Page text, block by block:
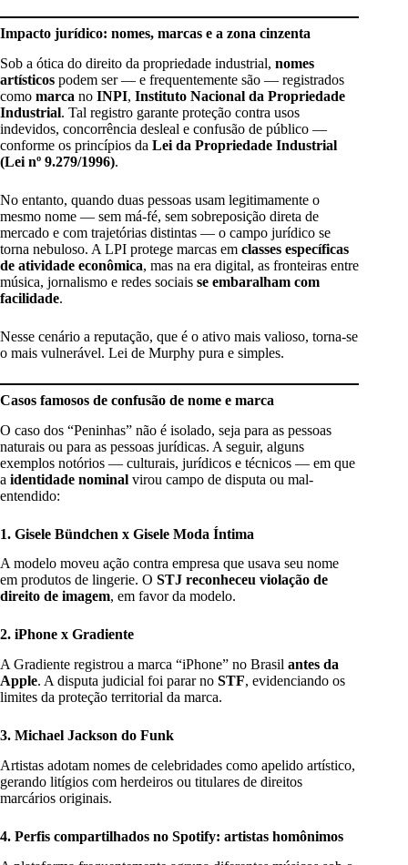
Impacto jurídico: nomes, marcas e a zona cinzenta
Sob a ótica do direito da propriedade industrial, nomes
artísticos podem ser — e frequentemente são — registrados
como marca no INPI, Instituto Nacional da Propriedade
Industrial. Tal registro garante proteção contra usos
indevidos, concorrência desleal e confusão de público —
conforme os princípios da Lei da Propriedade Industrial
(Lei nº 9.279/1996).
No entanto, quando duas pessoas usam legitimamente o
mesmo nome — sem má-fé, sem sobreposição direta de
mercado e com trajetórias distintas — o campo jurídico se
torna nebuloso. A LPI protege marcas em classes específicas
de atividade econômica, mas na era digital, as fronteiras entre
música, jornalismo e redes sociais se embaralham com
facilidade.
Nesse cenário a reputação, que é o ativo mais valioso, torna-se
o mais vulnerável. Lei de Murphy pura e simples.
Casos famosos de confusão de nome e marca
O caso dos “Peninhas” não é isolado, seja para as pessoas
naturais ou para as pessoas jurídicas. A seguir, alguns
exemplos notórios — culturais, jurídicos e técnicos — em que
a identidade nominal virou campo de disputa ou mal-
entendido:
1. Gisele Bündchen x Gisele Moda Íntima
A modelo moveu ação contra empresa que usava seu nome
em produtos de lingerie. O STJ reconheceu violação de
direito de imagem, em favor da modelo.
2. iPhone x Gradiente
A Gradiente registrou a marca “iPhone” no Brasil antes da
Apple. A disputa judicial foi parar no STF, evidenciando os
limites da proteção territorial da marca.
3. Michael Jackson do Funk
Artistas adotam nomes de celebridades como apelido artístico,
gerando litígios com herdeiros ou titulares de direitos
marcários originais.
4. Perfis compartilhados no Spotify: artistas homônimos